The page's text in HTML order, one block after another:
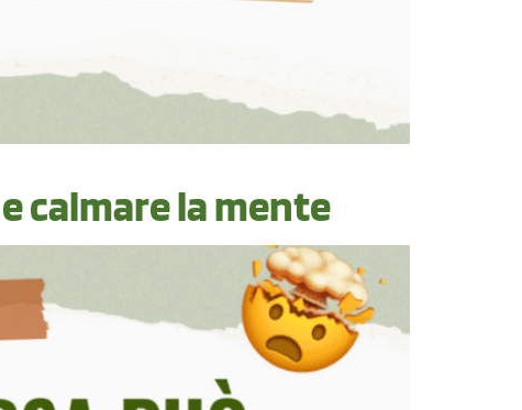
calmare la mente